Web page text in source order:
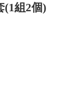
(1組2個)